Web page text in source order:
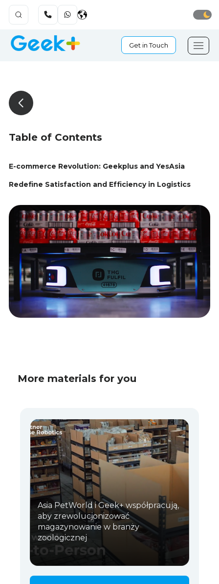
Get in Touch
Table of Contents
E-commerce Revolution: Geekplus and YesAsia
Redefine Satisfaction and Efficiency in Logistics
More materials for you
Asia PetWorld i Geek+ współpracują,
aby zrewolucjonizować
magazynowanie w branży
zoologicznej